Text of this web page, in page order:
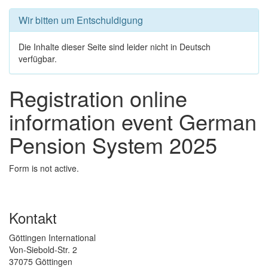
Wir bitten um Entschuldigung
Die Inhalte dieser Seite sind leider nicht in Deutsch
verfügbar.
Registration online
information event German
Pension System 2025
Form is not active.
Kontakt
Göttingen International
Von-Siebold-Str. 2
37075 Göttingen